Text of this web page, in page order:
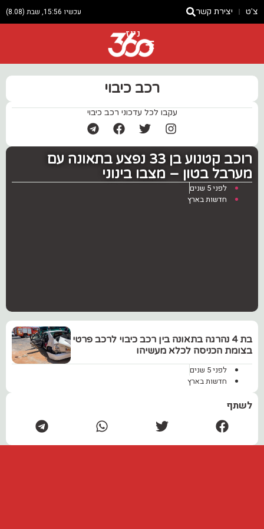
צ'ט יצירת קשר עכשיו 15:56, שבת (8.08)
ניוז
רכב כיבוי
עקבו לכל עדכוני רכב כיבוי
רוכב קטנוע בן 33 נפצע בתאונה עם
מערבל בטון – מצבו בינוני
לפני 5 שנים
חדשות בארץ
בת 4 נהרגה בתאונה בין רכב כיבוי לרכב פרטי
בצומת הכניסה לכלא מעשיהו
לפני 5 שנים
חדשות בארץ
לשתף